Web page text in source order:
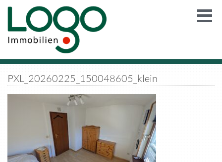
PXL_20260225_150048605_klein